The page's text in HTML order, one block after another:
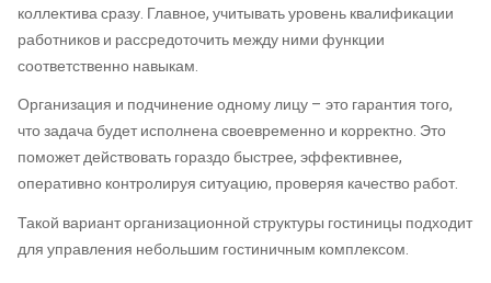
коллектива сразу. Главное, учитывать уровень квалификации
работников и рассредоточить между ними функции
соответственно навыкам.
Организация и подчинение одному лицу – это гарантия того,
что задача будет исполнена своевременно и корректно. Это
поможет действовать гораздо быстрее, эффективнее,
оперативно контролируя ситуацию, проверяя качество работ.
Такой вариант организационной структуры гостиницы подходит
для управления небольшим гостиничным комплексом.